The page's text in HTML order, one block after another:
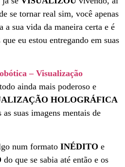
se tornar real sim, você apenas
a sua vida da maneira certa e é
que eu estou entregando em suas
– Visualização
ainda mais poderoso e
HOLOGRÁFICA
suas imagens mentais de
num formato INÉDITO e
do que se sabia até então e os